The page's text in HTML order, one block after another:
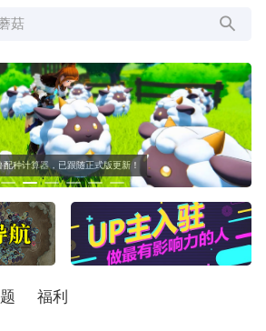
菇
配种计算器，已跟随正式版更新！
福利